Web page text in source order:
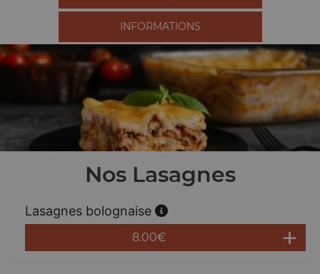
INFORMATIONS
Nos Lasagnes
Lasagnes bolognaise
8.00€